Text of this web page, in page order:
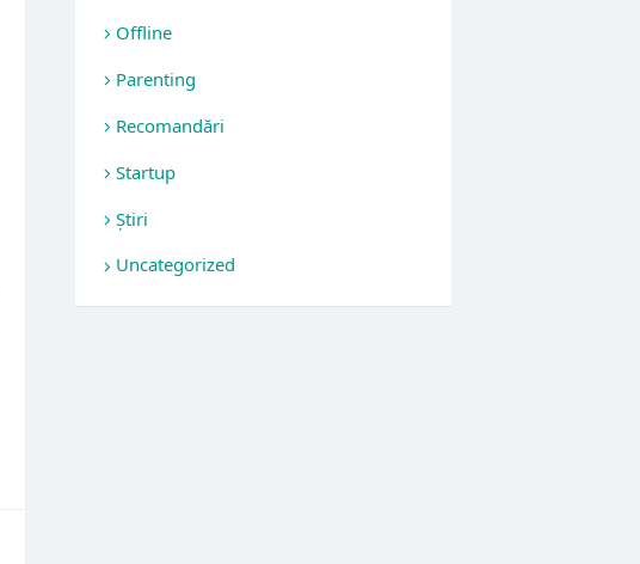
Offline
Parenting
Recomandări
Startup
Știri
Uncategorized